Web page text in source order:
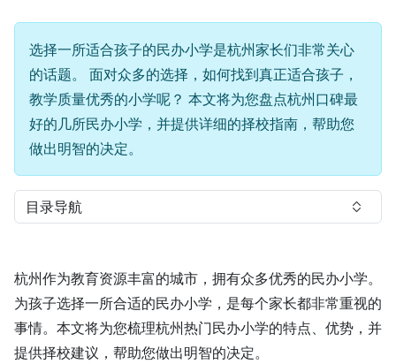
选择一所适合孩子的民办小学是杭州家长们非常关心
的话题。 面对众多的选择，如何找到真正适合孩子，
教学质量优秀的小学呢？ 本文将为您盘点杭州口碑最
好的几所民办小学，并提供详细的择校指南，帮助您
做出明智的决定。
目录导航
杭州作为教育资源丰富的城市，拥有众多优秀的民办小学。
为孩子选择一所合适的民办小学，是每个家长都非常重视的
事情。本文将为您梳理杭州热门民办小学的特点、优势，并
提供择校建议，帮助您做出明智的决定。